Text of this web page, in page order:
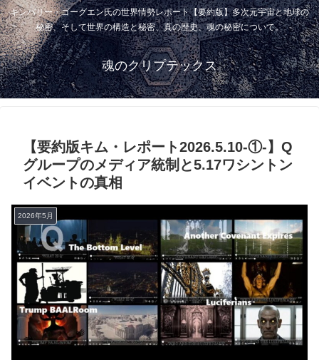
キンバリー・ゴーグエン氏の世界情勢レポート【要約版】多次元宇宙と地球の
秘密、そして世界の構造と秘密、真の歴史、魂の秘密について。
魂のクリプテックス
【要約版キム・レポート2026.5.10-①-】Q
グループのメディア統制と5.17ワシントン
イベントの真相
2026年5月